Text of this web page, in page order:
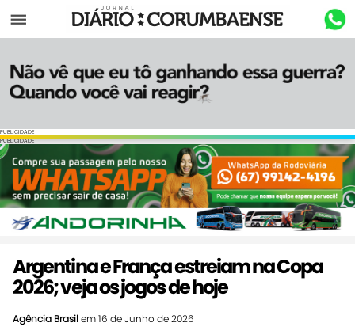
Menu
PUBLICIDADE
PUBLICIDADE
Argentina e França estreiam na Copa
2026; veja os jogos de hoje
Agência Brasilem 16 de Junho de 2026